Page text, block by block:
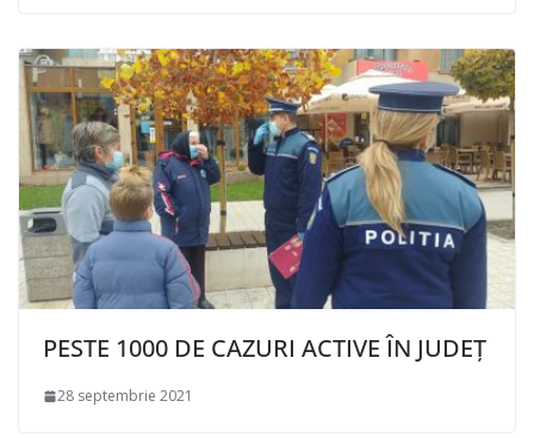
PESTE 1000 DE CAZURI ACTIVE ÎN JUDEȚ
28 septembrie 2021